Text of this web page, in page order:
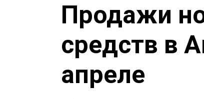
Продажи
средств в
апреле